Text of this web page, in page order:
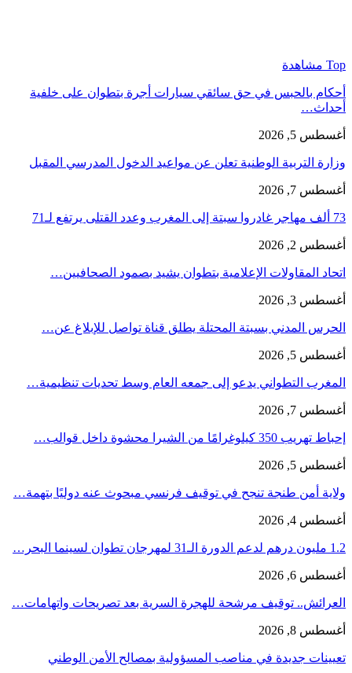
Top مشاهدة
أحكام بالحبس في حق سائقي سيارات أجرة بتطوان على خلفية
أحداث…
أغسطس 5, 2026
وزارة التربية الوطنية تعلن عن مواعيد الدخول المدرسي المقبل
أغسطس 7, 2026
73 ألف مهاجر غادروا سبتة إلى المغرب وعدد القتلى يرتفع لـ71
أغسطس 2, 2026
اتحاد المقاولات الإعلامية بتطوان يشيد بصمود الصحافيين…
أغسطس 3, 2026
الحرس المدني بسبتة المحتلة يطلق قناة تواصل للإبلاغ عن…
أغسطس 5, 2026
المغرب التطواني يدعو إلى جمعه العام وسط تحديات تنظيمية…
أغسطس 7, 2026
إحباط تهريب 350 كيلوغرامًا من الشيرا محشوة داخل قوالب…
أغسطس 5, 2026
ولاية أمن طنجة تنجح في توقيف فرنسي مبحوث عنه دوليًا بتهمة…
أغسطس 4, 2026
1.2 مليون درهم لدعم الدورة الـ31 لمهرجان تطوان لسينما البحر…
أغسطس 6, 2026
العرائش.. توقيف مرشحة للهجرة السرية بعد تصريحات واتهامات…
أغسطس 8, 2026
تعيينات جديدة في مناصب المسؤولية بمصالح الأمن الوطني